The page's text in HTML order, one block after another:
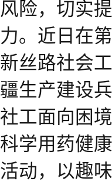
风险，切实
力。近日在
新丝路社会
疆生产建设
社工面向困
科学用药健
活动，以趣